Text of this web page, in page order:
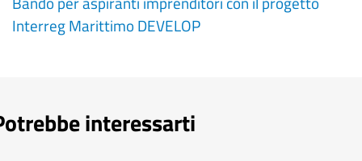
Interreg Marittimo DEVELOP
interessarti